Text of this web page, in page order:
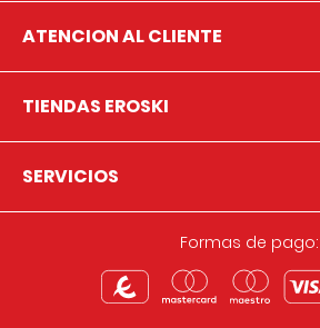
ATENCION AL CLIENTE
TIENDAS EROSKI
SERVICIOS
Formas de pago: